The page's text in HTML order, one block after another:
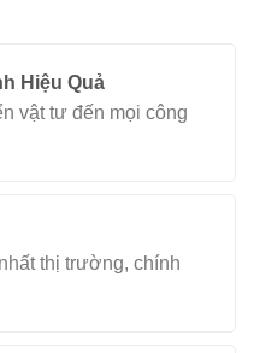
Hiệu Quả
vật tư đến mọi công
thị trường, chính